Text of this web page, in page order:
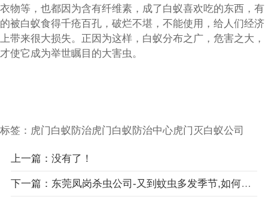
衣物等，也都因为含有纤维素，成了白蚁喜欢吃的东西，有
的被白蚁食得千疮百孔，破烂不堪，不能使用，给人们经济
上带来很大损失。正因为这样，白蚁分布之广，危害之大，
才使它成为举世瞩目的大害虫。
标签： 虎门白蚁防治虎门白蚁防治中心虎门灭白蚁公司
上一篇：没有了！
下一篇：东莞凤岗杀虫公司-又到蚊虫多发季节,如何灭蚊,防蚊呢